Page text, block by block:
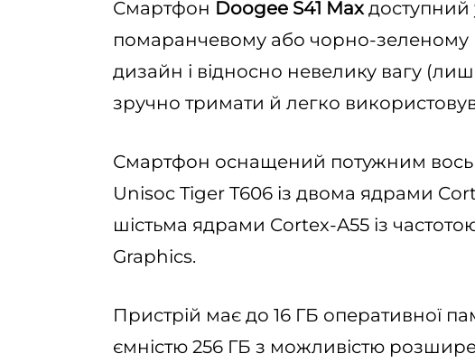
Смартфон Doogee S41 Maxдоступний
помаранчевому або чорно-зеленому
дизайн і відносно невелику вагу
зручно тримати й легко
Смартфон оснащений потужним
Unisoc Tiger T606 із двома ядрами
шістьма ядрами Cortex-A55 із
Graphics.
Пристрій має до 16 ГБ оперативної
ємністю 256 ГБ з можливістю